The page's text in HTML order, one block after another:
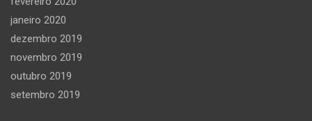
janeiro 2020
dezembro 2019
novembro 2019
outubro 2019
setembro 2019